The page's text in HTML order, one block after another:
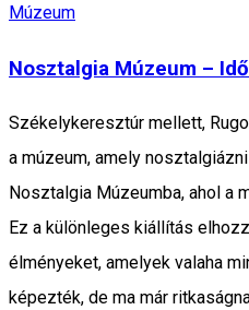
Múzeum
Nosztalgia Múzeum –
Székelykeresztúr mellett,
a múzeum, amely
Nosztalgia Múzeumba, ahol a
Ez a különleges kiállítás
élményeket, amelyek valaha
képezték, de ma már